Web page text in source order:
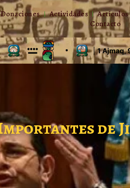
Donaciones Actividades Artículos
Contacto
|1 Ajmaq,
de